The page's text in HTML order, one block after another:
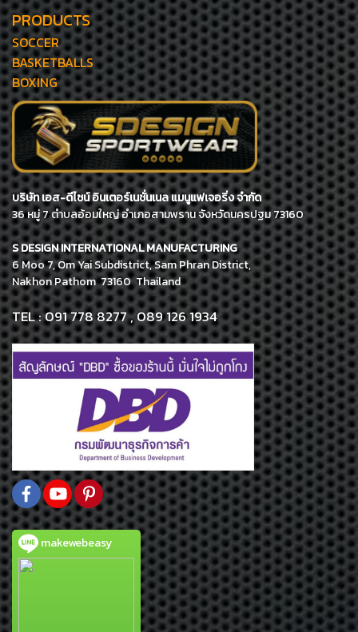
PRODUCTS
SOCCER
BASKETBALLS
BOXING
บริษัท เอส-ดีไซน์ อินเตอร์เนชั่นเนล แมนูแฟเจอริ่ง จำกัด
36 หมู่ 7 ตำบลอ้อมใหญ่ อำเภอสามพราน จังหวัดนครปฐม 73160
S DESIGN INTERNATIONAL MANUFACTURING
6 Moo 7, Om Yai Subdistrict, Sam Phran District,
Nakhon Pathom 73160 Thailand
TEL : 091 778 8277 , 089 126 1934
makewebeasy